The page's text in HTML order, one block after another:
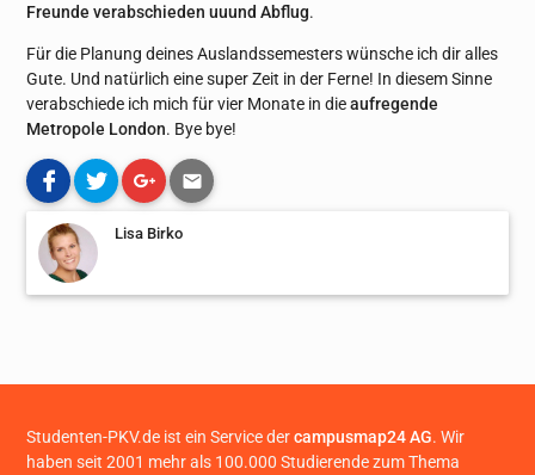
Freunde verabschieden uuund Abflug.
Für die Planung deines Auslandssemesters wünsche ich dir alles
Gute. Und natürlich eine super Zeit in der Ferne! In diesem Sinne
verabschiede ich mich für vier Monate in dieaufregende
Metropole London. Bye bye!
Lisa Birko
Studenten-PKV.de ist ein Service dercampusmap24 AG. Wir
haben seit 2001 mehr als 100.000 Studierende zum Thema